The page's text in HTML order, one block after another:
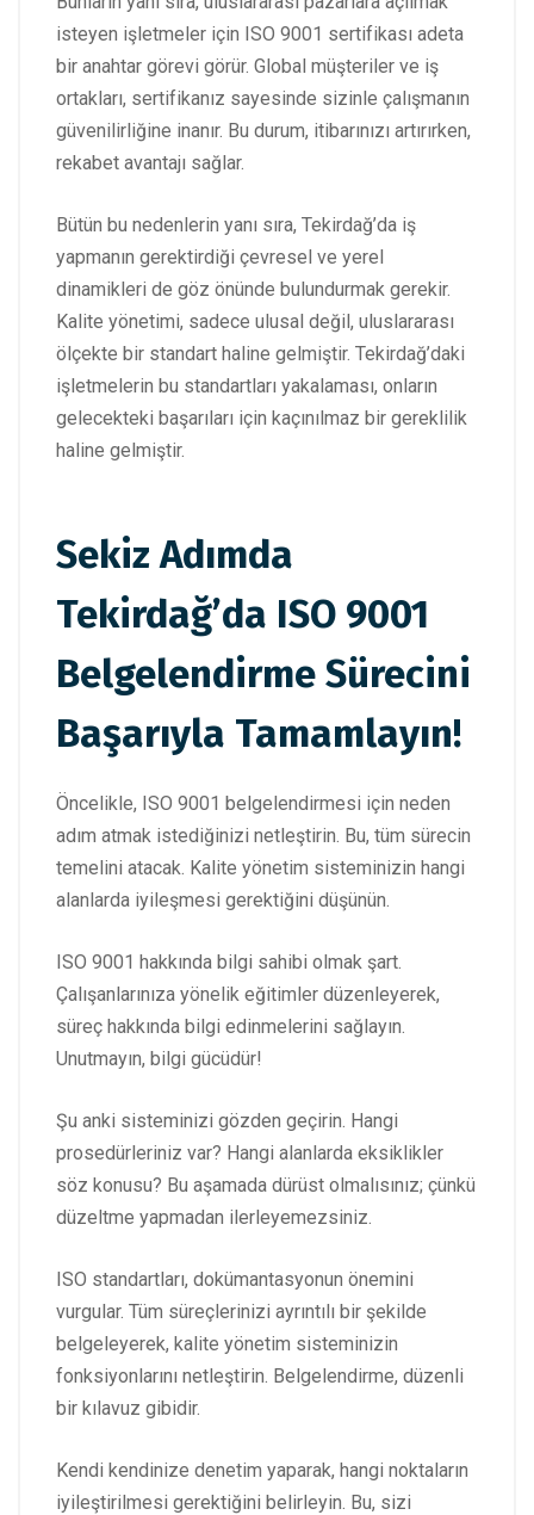
isteyen işletmeler için ISO 9001 sertifikası adeta
bir anahtar görevi görür. Global müşteriler ve iş
ortakları, sertifikanız sayesinde sizinle çalışmanın
güvenilirliğine inanır. Bu durum, itibarınızı artırırken,
rekabet avantajı sağlar.
Bütün bu nedenlerin yanı sıra, Tekirdağ’da iş
yapmanın gerektirdiği çevresel ve yerel
dinamikleri de göz önünde bulundurmak gerekir.
Kalite yönetimi, sadece ulusal değil, uluslararası
ölçekte bir standart haline gelmiştir. Tekirdağ’daki
işletmelerin bu standartları yakalaması, onların
gelecekteki başarıları için kaçınılmaz bir gereklilik
haline gelmiştir.
Sekiz Adımda
Tekirdağ’da ISO 9001
Belgelendirme Sürecini
Başarıyla Tamamlayın!
Öncelikle, ISO 9001 belgelendirmesi için neden
adım atmak istediğinizi netleştirin. Bu, tüm sürecin
temelini atacak. Kalite yönetim sisteminizin hangi
alanlarda iyileşmesi gerektiğini düşünün.
ISO 9001 hakkında bilgi sahibi olmak şart.
Çalışanlarınıza yönelik eğitimler düzenleyerek,
süreç hakkında bilgi edinmelerini sağlayın.
Unutmayın, bilgi gücüdür!
Şu anki sisteminizi gözden geçirin. Hangi
prosedürleriniz var? Hangi alanlarda eksiklikler
söz konusu? Bu aşamada dürüst olmalısınız; çünkü
düzeltme yapmadan ilerleyemezsiniz.
ISO standartları, dokümantasyonun önemini
vurgular. Tüm süreçlerinizi ayrıntılı bir şekilde
belgeleyerek, kalite yönetim sisteminizin
fonksiyonlarını netleştirin. Belgelendirme, düzenli
bir kılavuz gibidir.
Kendi kendinize denetim yaparak, hangi noktaların
iyileştirilmesi gerektiğini belirleyin. Bu, sizi